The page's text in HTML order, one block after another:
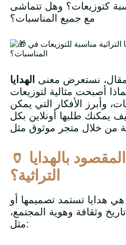
كتوزيعات؟ وهل تتماشى
مع جميع المناسبات؟
نستعرض معنى
الهدايا
أصبحت مثالية لتوزيعات
وأبرز الأفكار التي يمكن
يمكنك طلبها أونلاين بكل
🏺 بالهدايا
التراثية؟
هي هدايا تستمد تصميمها أو
وثقافة وهوية المجتمع،
مثل: